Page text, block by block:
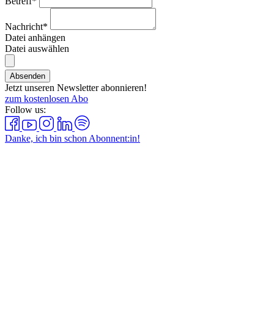
Nachricht*
Datei anhängen
Datei auswählen
Absenden
Jetzt unseren Newsletter abonnieren!
zum kostenlosen Abo
Follow us:
Danke, ich bin schon Abonnent:in!